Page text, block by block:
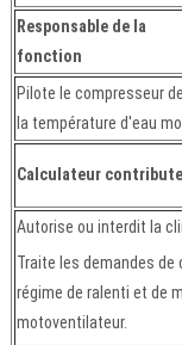
Responsable de la
fonction
Pilote le compresseur
la température d'eau
Calculateur
Autorise ou interdit la
Traite les demandes
régime de ralenti et de
motoventilateur.